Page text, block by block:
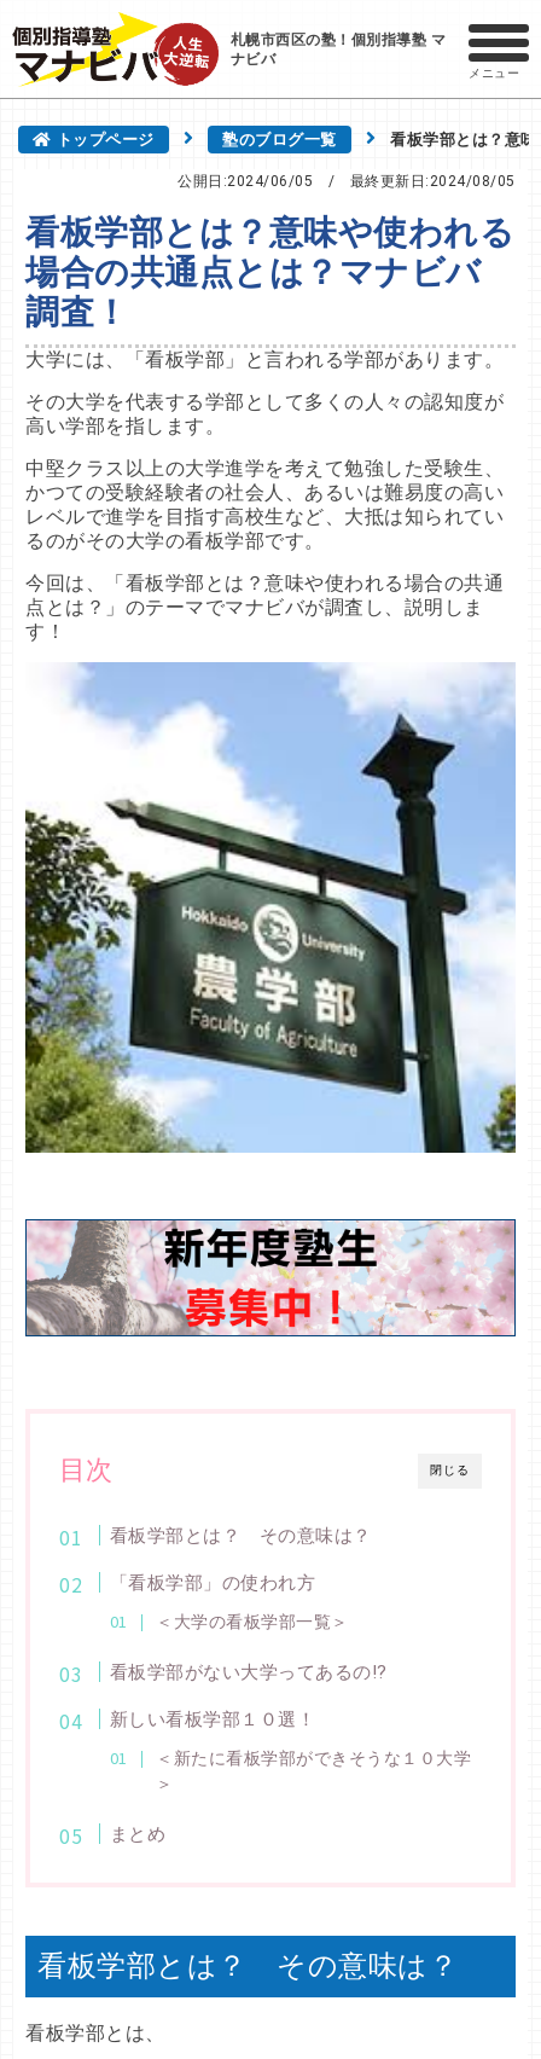
札幌市西区の塾！個別指導塾 マ
ナビバ
メニュー
トップページ 塾のブログ一覧 看板学部とは？意
公開日:2024/06/05 / 最終更新日:2024/08/05
看板学部とは？意味や使われる
場合の共通点とは？マナビバ
調査！
大学には、「看板学部」と言われる学部があります。
その大学を代表する学部として多くの人々の認知度が
高い学部を指します。
中堅クラス以上の大学進学を考えて勉強した受験生、
かつての受験経験者の社会人、あるいは難易度の高い
レベルで進学を目指す高校生など、大抵は知られてい
るのがその大学の看板学部です。
今回は、「看板学部とは？意味や使われる場合の共通
点とは？」のテーマでマナビバが調査し、説明しま
す！
閉じる
目次
看板学部とは？ その意味は？
「看板学部」の使われ方
＜大学の看板学部一覧＞
看板学部がない大学ってあるの!?
新しい看板学部１０選！
＜新たに看板学部ができそうな１０大学
＞
まとめ
看板学部とは？ その意味は？
看板学部とは、